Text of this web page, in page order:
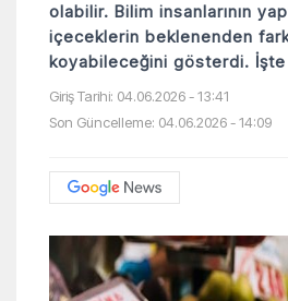
olabilir. Bilim insanlarının
içeceklerin beklenenden
koyabileceğini gösterdi.
Giriş Tarihi: 04.06.2026 - 13:41
Son Güncelleme: 04.06.2026 - 14:09